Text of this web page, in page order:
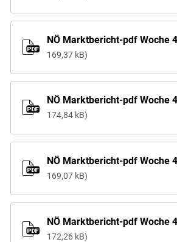
Skip to main
NÖ Marktbericht-pdf Woche
169,37 kB
NÖ Marktbericht-pdf Woche
174,84 kB
NÖ Marktbericht-pdf Woche
169,07 kB
NÖ Marktbericht-pdf Woche
172,26 kB